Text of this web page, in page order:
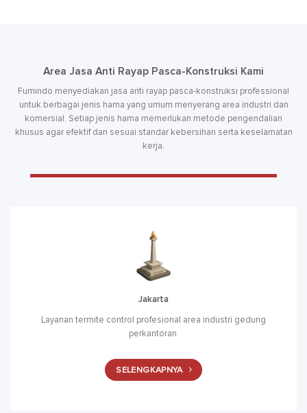
Area Jasa Anti Rayap Pasca-Konstruksi Kami
Fumindo menyediakan jasa anti rayap pasca-konstruksi professional
untuk berbagai jenis hama yang umum menyerang area industri dan
komersial. Setiap jenis hama memerlukan metode pengendalian
khusus agar efektif dan sesuai standar kebersihan serta keselamatan
kerja.
Jakarta
Layanan termite control profesional area industri gedung
perkantoran.
SELENGKAPNYA